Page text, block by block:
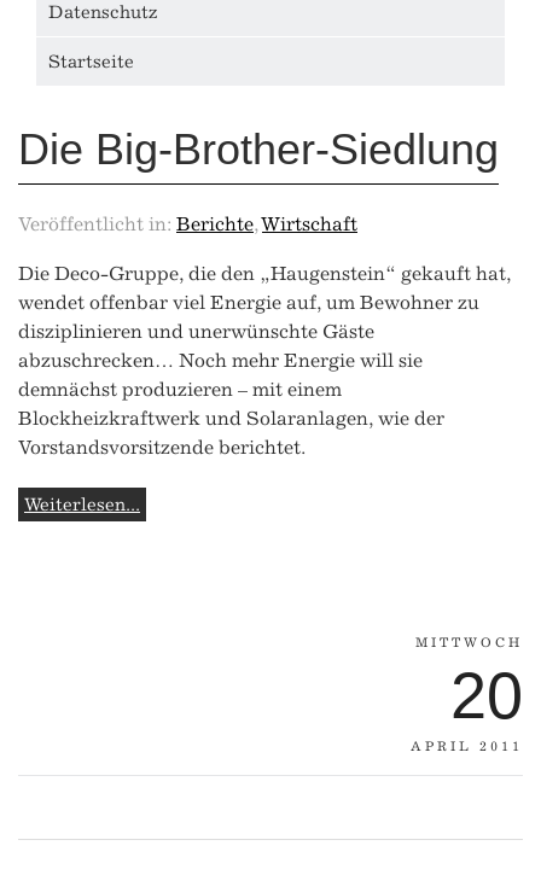
Datenschutz
Startseite
Die Big-Brother-Siedlung
Veröffentlicht in: Berichte,Wirtschaft
Die Deco-Gruppe, die den „Haugenstein“ gekauft hat,
wendet offenbar viel Energie auf, um Bewohner zu
disziplinieren und unerwünschte Gäste
abzuschrecken… Noch mehr Energie will sie
demnächst produzieren – mit einem
Blockheizkraftwerk und Solaranlagen, wie der
Vorstandsvorsitzende berichtet.
Weiterlesen...
MITTWOCH
20
APRIL 2011